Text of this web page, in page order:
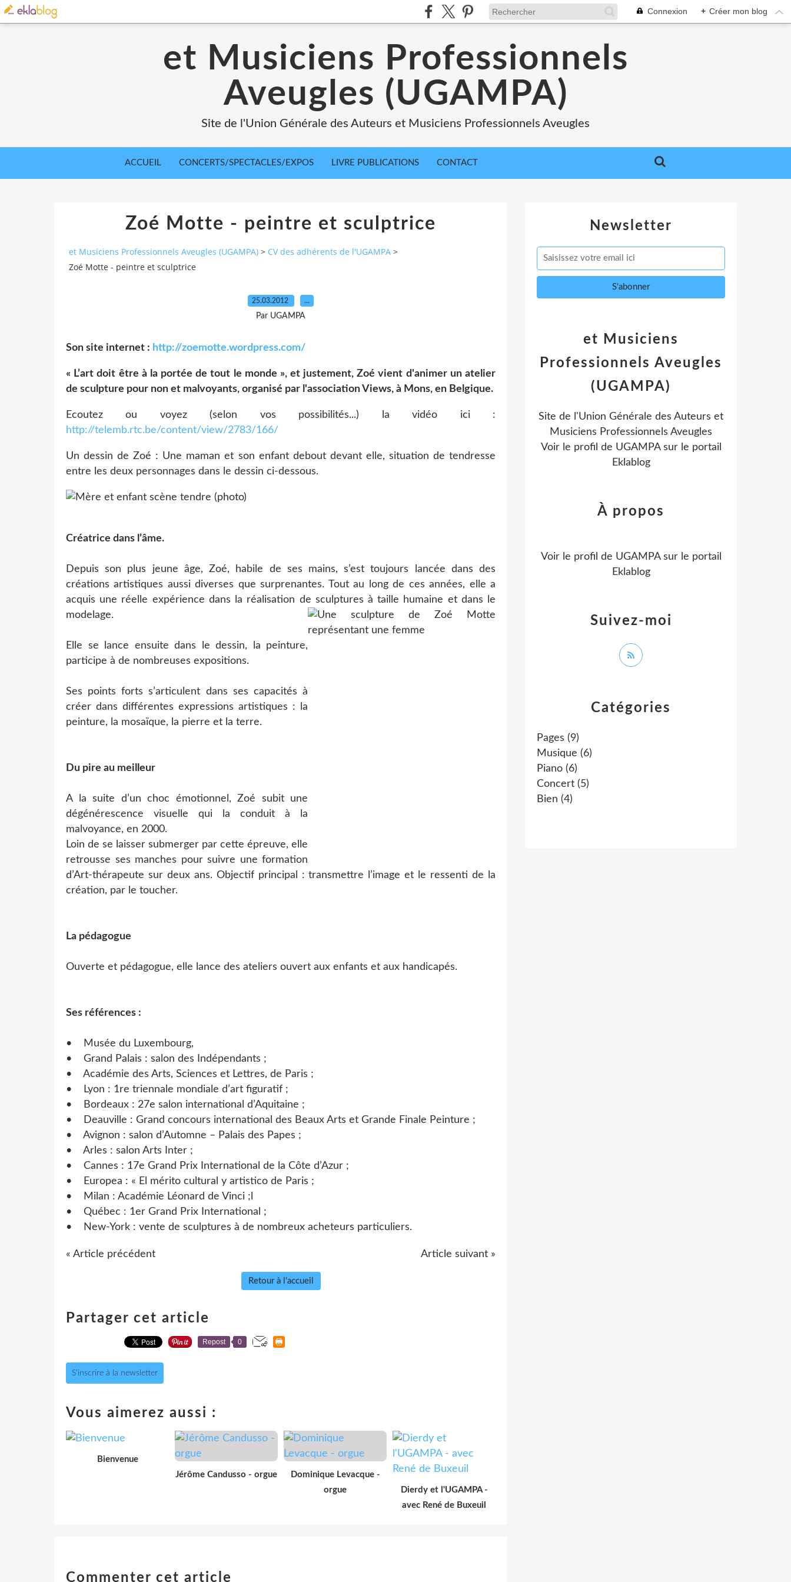
Connexion + Créer mon blog
et Musiciens Professionnels
Aveugles (UGAMPA)
Site de l'Union Générale des Auteurs et Musiciens Professionnels Aveugles
ACCUEIL CONCERTS/SPECTACLES/EXPOS LIVRE PUBLICATIONS CONTACT
Zoé Motte - peintre et sculptrice
et Musiciens Professionnels Aveugles (UGAMPA) > CV des adhérents de l'UGAMPA >
Zoé Motte - peintre et sculptrice
25.03.2012 …
Par UGAMPA
Son site internet : http://zoemotte.wordpress.com/
« L’art doit être à la portée de tout le monde », et justement, Zoé vient d'animer un atelier
de sculpture pour non et malvoyants, organisé par l'association Views, à Mons, en Belgique.
Ecoutez ou voyez (selon vos possibilités...) la vidéo ici :
http://telemb.rtc.be/content/view/2783/166/
Un dessin de Zoé : Une maman et son enfant debout devant elle, situation de tendresse
entre les deux personnages dans le dessin ci-dessous.
Créatrice dans l’âme.
Depuis son plus jeune âge, Zoé, habile de ses mains, s’est toujours lancée dans des
créations artistiques aussi diverses que surprenantes. Tout au long de ces années, elle a
acquis une réelle expérience dans la réalisation de sculptures à taille humaine et dans le
modelage.
Elle se lance ensuite dans le dessin, la peinture,
participe à de nombreuses expositions.
Ses points forts s’articulent dans ses capacités à
créer dans différentes expressions artistiques : la
peinture, la mosaïque, la pierre et la terre.
Du pire au meilleur
A la suite d’un choc émotionnel, Zoé subit une
dégénérescence visuelle qui la conduit à la
malvoyance, en 2000.
Loin de se laisser submerger par cette épreuve, elle
retrousse ses manches pour suivre une formation
d’Art-thérapeute sur deux ans. Objectif principal : transmettre l’image et le ressenti de la
création, par le toucher.
La pédagogue
Ouverte et pédagogue, elle lance des ateliers ouvert aux enfants et aux handicapés.
Ses références :
• Musée du Luxembourg,
• Grand Palais : salon des Indépendants ;
• Académie des Arts, Sciences et Lettres, de Paris ;
• Lyon : 1re triennale mondiale d’art figuratif ;
• Bordeaux : 27e salon international d’Aquitaine ;
• Deauville : Grand concours international des Beaux Arts et Grande Finale Peinture ;
• Avignon : salon d’Automne – Palais des Papes ;
• Arles : salon Arts Inter ;
• Cannes : 17e Grand Prix International de la Côte d’Azur ;
• Europea : « El mérito cultural y artistico de Paris ;
• Milan : Académie Léonard de Vinci ;l
• Québec : 1er Grand Prix International ;
• New-York : vente de sculptures à de nombreux acheteurs particuliers.
« Article précédent Article suivant »
Retour à l'accueil
Partager cet article
Repost 0
S'inscrire à la newsletter
Vous aimerez aussi :
Bienvenue
Jérôme Candusso - orgue
Dominique Levacque -
orgue
Dierdy et l'UGAMPA -
avec René de Buxeuil
Commenter cet article
Newsletter
Catégories
Pages (9)
Musique (6)
Piano (6)
Concert (5)
Bien (4)
et Musiciens
Professionnels Aveugles
(UGAMPA)
Site de l'Union Générale des Auteurs et
Musiciens Professionnels Aveugles
Voir le profil de UGAMPAsur le portail
Eklablog
Suivez-moi
À propos
Voir le profil de UGAMPAsur le portail
Eklablog